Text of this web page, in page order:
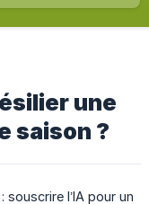
une
saison ?
l’IA pour un